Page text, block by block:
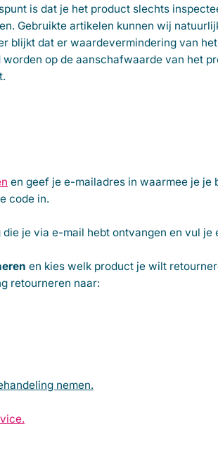
is dat je het product slechts
Gebruikte artikelen kunnen wij
blijkt dat er waardevermindering van
op de aanschafwaarde van het
en geef je e-mailadres in waarmee je je
code in.
die je via e-mail hebt ontvangen en vul je
en kies welk product je wilt
retourneren naar:
nemen.